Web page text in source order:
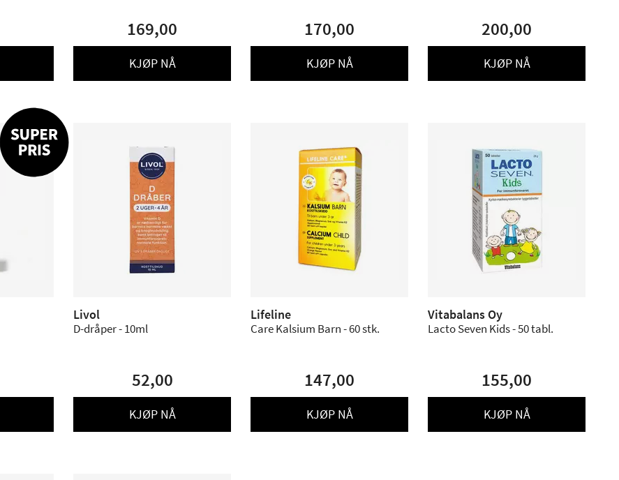
169,00
KJØP NÅ
170,00
KJØP NÅ
200,00
KJØP NÅ
Livol
D-dråper - 10ml
52,00
KJØP NÅ
Lifeline
Care Kalsium Barn - 60 stk.
147,00
KJØP NÅ
Vitabalans Oy
Lacto Seven Kids - 50 tabl.
155,00
KJØP NÅ